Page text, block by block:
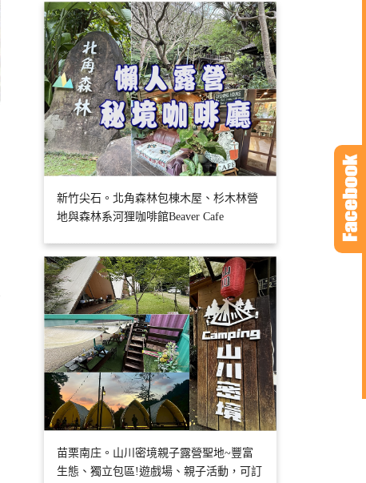
新竹尖石。北角森林包棟木屋、杉木林營
地與森林系河狸咖啡館Beaver Cafe
苗栗南庄。山川密境親子露營聖地~豐富
生態、獨立包區!遊戲場、親子活動，可訂